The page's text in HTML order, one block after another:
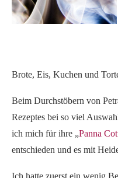
Brote, Eis, Kuchen und
Beim Durchstöbern von
Rezeptes bei so viel
ich mich für ihre „Panna
entschieden und es mit